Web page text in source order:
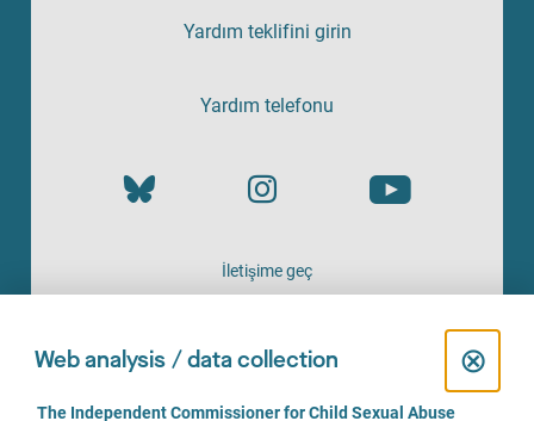
Yardım teklifini girin
Yardım telefonu
İletişime geç
HIZMETI SAĞLAYAN
Web analysis / data collection ⊗
C
l
C
The Independent Commissioner for Child Sexual Abuse